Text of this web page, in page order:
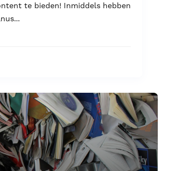
te bieden! Inmiddels hebben